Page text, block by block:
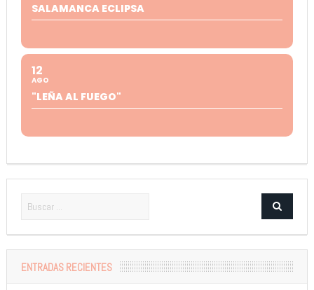
SALAMANCA ECLIPSA
12
AGO
"LEÑA AL FUEGO"
ENTRADAS RECIENTES